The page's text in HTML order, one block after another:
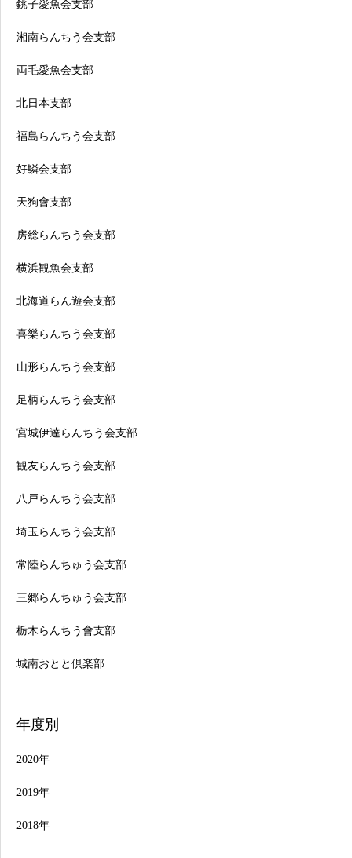
銚子愛魚会支部
湘南らんちう会支部
両毛愛魚会支部
北日本支部
福島らんちう会支部
好鱗会支部
天狗會支部
房総らんちう会支部
横浜観魚会支部
北海道らん遊会支部
喜樂らんちう会支部
山形らんちう会支部
足柄らんちう会支部
宮城伊達らんちう会支部
観友らんちう会支部
八戸らんちう会支部
埼玉らんちう会支部
常陸らんちゅう会支部
三郷らんちゅう会支部
栃木らんちう會支部
城南おとと倶楽部
年度別
2020年
2019年
2018年